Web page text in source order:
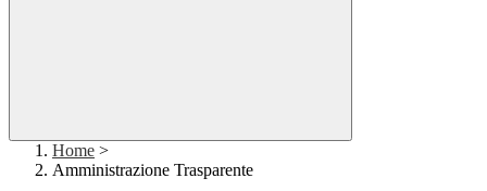
Home >
Amministrazione Trasparente